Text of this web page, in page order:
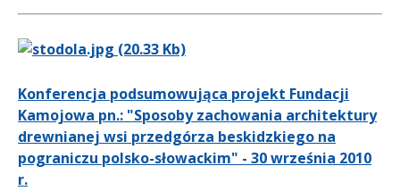
Konferencja podsumowująca projekt Fundacji
Kamojowa pn.: "Sposoby zachowania architektury
drewnianej wsi przedgórza beskidzkiego na
pograniczu polsko-słowackim" - 30 września 2010
r.